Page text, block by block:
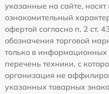
указанные на сайте,
ознакомительный
офертой согласно п. 2 ст.
обозначения торговой
только в информационных
перечень техники, с
организация не
указанных товарных